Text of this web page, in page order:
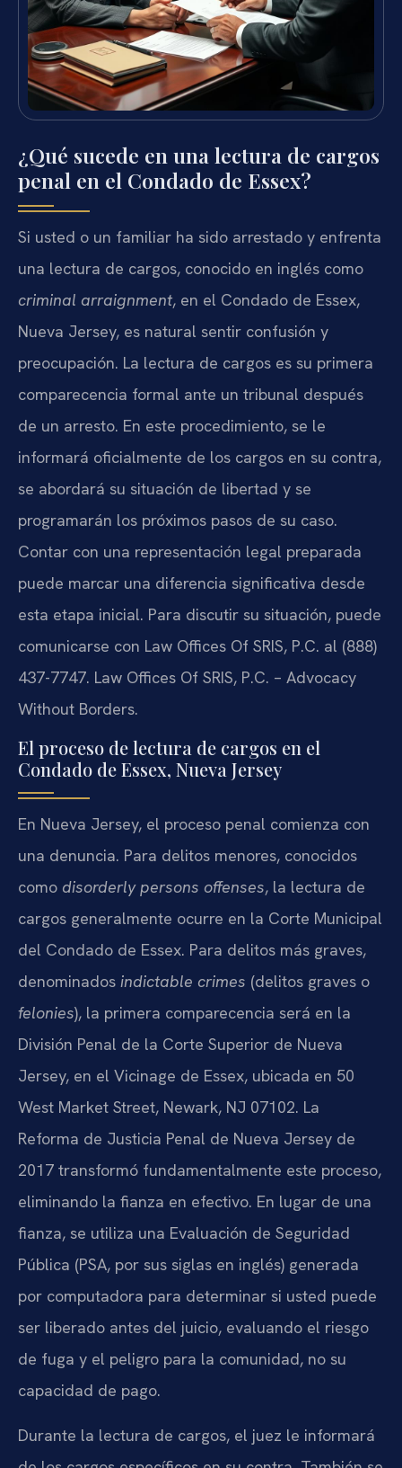
¿Qué sucede en una lectura de cargos
penal en el Condado de Essex?
Si usted o un familiar ha sido arrestado y enfrenta
una lectura de cargos, conocido en inglés como
criminal arraignment, en el Condado de Essex,
Nueva Jersey, es natural sentir confusión y
preocupación. La lectura de cargos es su primera
comparecencia formal ante un tribunal después
de un arresto. En este procedimiento, se le
informará oficialmente de los cargos en su contra,
se abordará su situación de libertad y se
programarán los próximos pasos de su caso.
Contar con una representación legal preparada
puede marcar una diferencia significativa desde
esta etapa inicial. Para discutir su situación, puede
comunicarse con Law Offices Of SRIS, P.C. al (888)
437-7747. Law Offices Of SRIS, P.C. – Advocacy
Without Borders.
El proceso de lectura de cargos en el
Condado de Essex, Nueva Jersey
En Nueva Jersey, el proceso penal comienza con
una denuncia. Para delitos menores, conocidos
como disorderly persons offenses, la lectura de
cargos generalmente ocurre en la Corte Municipal
del Condado de Essex. Para delitos más graves,
denominados indictable crimes (delitos graves o
felonies), la primera comparecencia será en la
División Penal de la Corte Superior de Nueva
Jersey, en el Vicinage de Essex, ubicada en 50
West Market Street, Newark, NJ 07102. La
Reforma de Justicia Penal de Nueva Jersey de
2017 transformó fundamentalmente este proceso,
eliminando la fianza en efectivo. En lugar de una
fianza, se utiliza una Evaluación de Seguridad
Pública (PSA, por sus siglas en inglés) generada
por computadora para determinar si usted puede
ser liberado antes del juicio, evaluando el riesgo
de fuga y el peligro para la comunidad, no su
capacidad de pago.
Durante la lectura de cargos, el juez le informará